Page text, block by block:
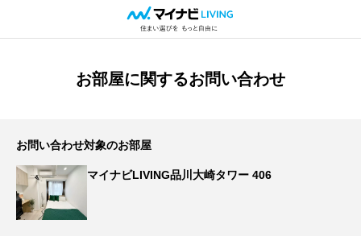
お部屋に関するお問い合わせ
お問い合わせ対象のお部屋
マイナビLIVING品川大崎タワー 406